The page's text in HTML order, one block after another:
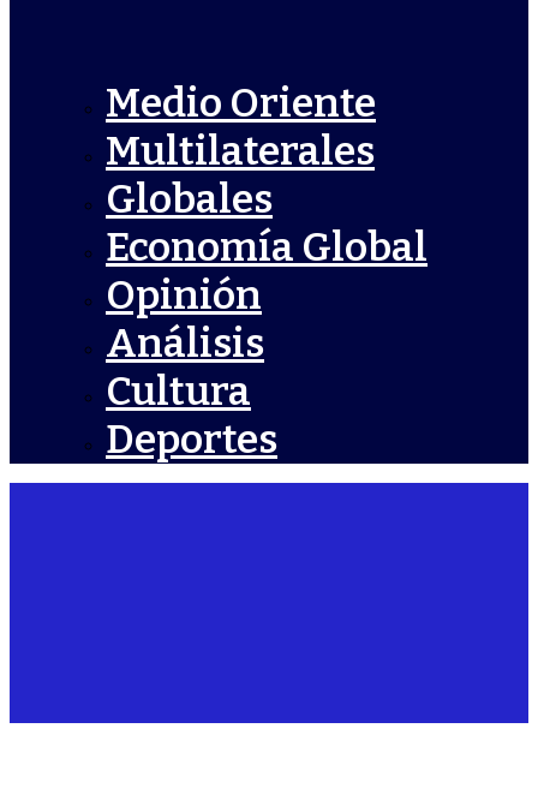
Medio Oriente
Multilaterales
Globales
Economía Global
Opinión
Análisis
Cultura
Deportes